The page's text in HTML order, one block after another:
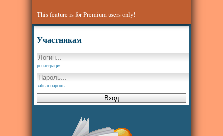
This feature is for Premium users only!
Участникам
регистрация
забыл пароль